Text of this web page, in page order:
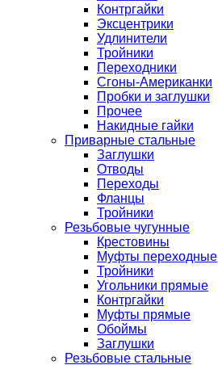
Контргайки
Эксцентрики
Удлинители
Тройники
Переходники
Сгоны-Американки
Пробки и заглушки
Прочее
Накидные гайки
Приварные стальные
Заглушки
Отводы
Переходы
Фланцы
Тройники
Резьбовые чугунные
Крестовины
Муфты переходные
Тройники
Угольники прямые
Контргайки
Муфты прямые
Обоймы
Заглушки
Резьбовые стальные